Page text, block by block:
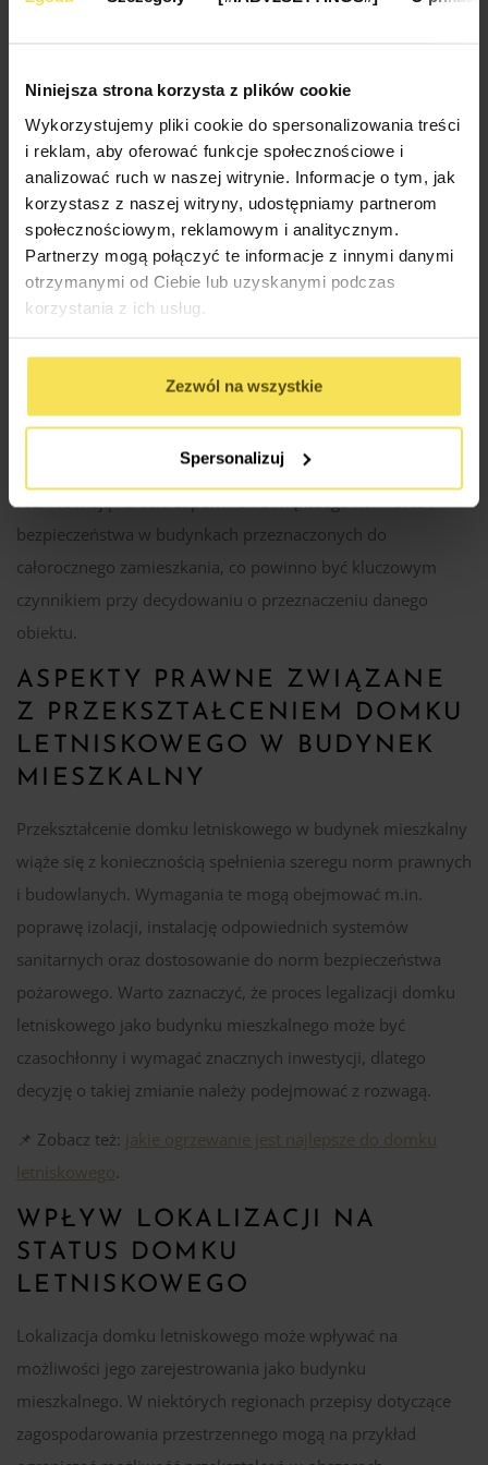
Niniejsza strona korzysta z plików cookie
Wykorzystujemy pliki cookie do spersonalizowania treści
i reklam, aby oferować funkcje społecznościowe i
analizować ruch w naszej witrynie. Informacje o tym, jak
korzystasz z naszej witryny, udostępniamy partnerom
społecznościowym, reklamowym i analitycznym.
Partnerzy mogą połączyć te informacje z innymi danymi
otrzymanymi od Ciebie lub uzyskanymi podczas
korzystania z ich usług.
Zezwól na wszystkie
Spersonalizuj
RÓŻNICE W REGULACJACH
BUDOWLANYCH
DOTYCZĄCYCH DOMKÓW
LETNISKOWYCH I
MIESZKALNYCH
regulujących oba typy budynków. Na przykład, wymagania
dotyczące izolacji termicznej i systemów ogrzewania są
zwykle bardziej rygorystyczne dla domów mieszkalnych. Te
bezpieczeństwa w budynkach przeznaczonych do
całorocznego zamieszkania, co powinno być kluczowym
czynnikiem przy decydowaniu o przeznaczeniu danego
obiektu.
ASPEKTY PRAWNE ZWIĄZANE
Z PRZEKSZTAŁCENIEM DOMKU
LETNISKOWEGO W BUDYNEK
MIESZKALNY
Przekształcenie domku letniskowego w budynek mieszkalny
wiąże się z koniecznością spełnienia szeregu norm prawnych
i budowlanych. Wymagania te mogą obejmować m.in.
poprawę izolacji, instalację odpowiednich systemów
sanitarnych oraz dostosowanie do norm bezpieczeństwa
pożarowego. Warto zaznaczyć, że proces legalizacji domku
letniskowego jako budynku mieszkalnego może być
czasochłonny i wymagać znacznych inwestycji, dlatego
decyzję o takiej zmianie należy podejmować z rozwagą.
📌 Zobacz też: jakie ogrzewanie jest najlepsze do domku
letniskowego
WPŁYW LOKALIZACJI NA
STATUS DOMKU
LETNISKOWEGO
Lokalizacja domku letniskowego może wpływać na
możliwości jego zarejestrowania jako budynku
mieszkalnego. W niektórych regionach przepisy dotyczące
zagospodarowania przestrzennego mogą na przykład